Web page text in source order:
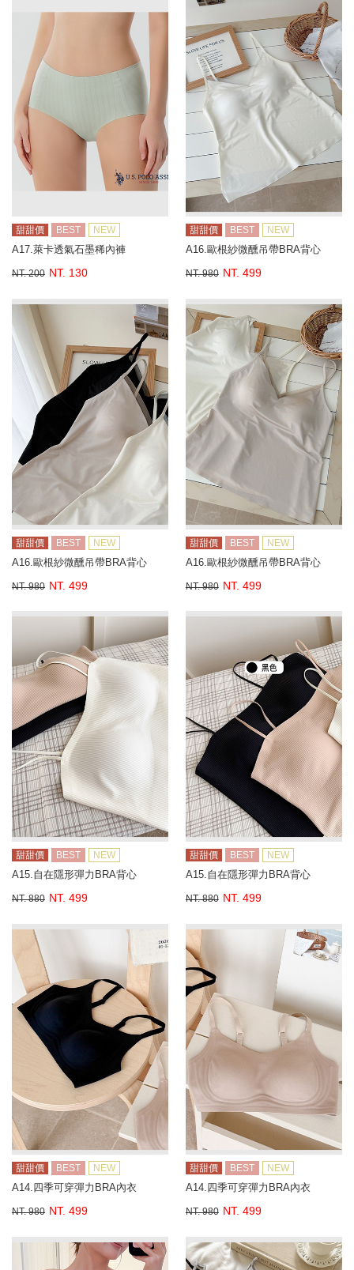
甜甜價 BEST NEW
A17.萊卡透氣石墨稀內褲
NT. 200 NT. 130
甜甜價 BEST NEW
A16.歐根紗微醺吊帶BRA背心
NT. 980 NT. 499
甜甜價 BEST NEW
A16.歐根紗微醺吊帶BRA背心
NT. 980 NT. 499
甜甜價 BEST NEW
A16.歐根紗微醺吊帶BRA背心
NT. 980 NT. 499
甜甜價 BEST NEW
A15.自在隱形彈力BRA背心
NT. 880 NT. 499
甜甜價 BEST NEW
A15.自在隱形彈力BRA背心
NT. 880 NT. 499
甜甜價 BEST NEW
A14.四季可穿彈力BRA內衣
NT. 980 NT. 499
甜甜價 BEST NEW
A14.四季可穿彈力BRA內衣
NT. 980 NT. 499